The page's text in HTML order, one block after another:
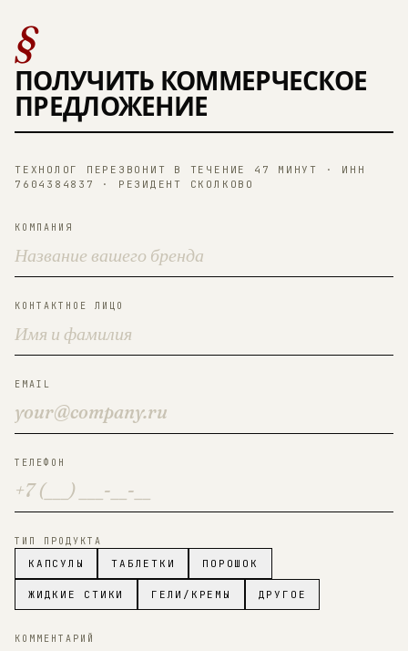
§
ПОЛУЧИТЬ КОММЕРЧЕСКОЕ
ПРЕДЛОЖЕНИЕ
ТЕХНОЛОГ ПЕРЕЗВОНИТ В ТЕЧЕНИЕ 47 МИНУТ · ИНН
7604384837 · РЕЗИДЕНТ СКОЛКОВО
КОМПАНИЯ
КОНТАКТНОЕ ЛИЦО
EMAIL
ТЕЛЕФОН
ТИП ПРОДУКТА
КАПСУЛЫ ТАБЛЕТКИ ПОРОШОК
ЖИДКИЕ СТИКИ ГЕЛИ/КРЕМЫ ДРУГОЕ
КОММЕНТАРИЙ